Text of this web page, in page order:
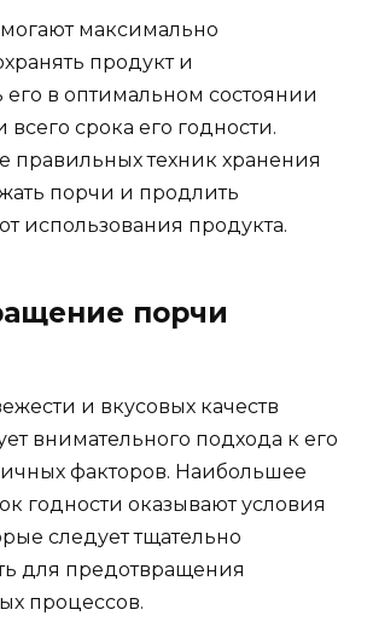
максимально
продукт и
в оптимальном состоянии
срока его годности.
правильных техник хранения
порчи и продлить
использования продукта.
порчи
и вкусовых качеств
внимательного подхода к его
факторов. Наибольшее
годности оказывают условия
следует тщательно
для предотвращения
процессов.